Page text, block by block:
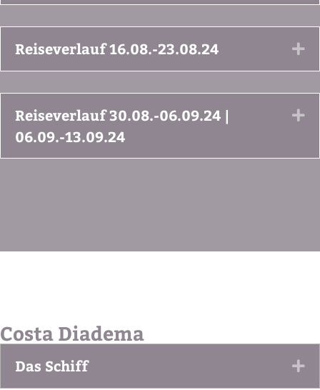
Reiseverlauf 16.08.-23.08.24
Reiseverlauf 30.08.-06.09.24 |
06.09.-13.09.24
Costa Diadema
Das Schiff